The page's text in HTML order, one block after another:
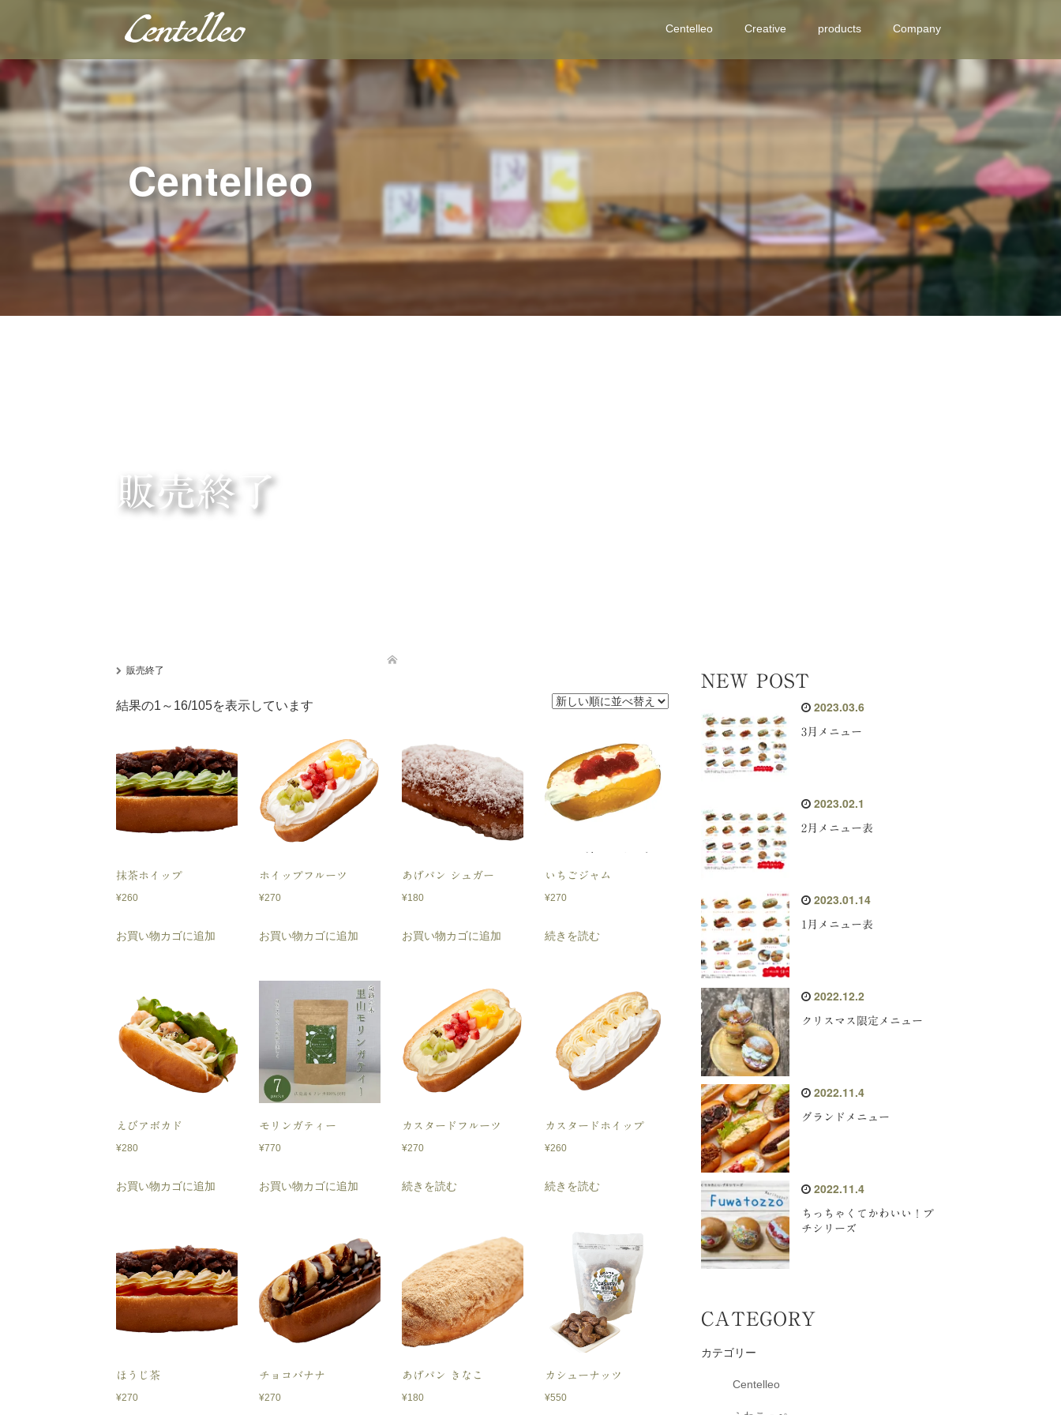
Centelleo Creative products Company
Centelleo
販売終了
販売終了
結果の1～16/105を表示しています
い
順
抹茶ホイップ
¥260
お買い物カゴに追加
ホイップフルーツ
¥270
お買い物カゴに追加
あげパン シュガー
¥180
お買い物カゴに追加
いちごジャム
¥270
続きを読む
えびアボカド
¥280
お買い物カゴに追加
モリンガティー
¥770
お買い物カゴに追加
カスタードフルーツ
¥270
続きを読む
カスタードホイップ
¥260
続きを読む
ほうじ茶
¥270
チョコバナナ
¥270
あげパン きなこ
¥180
カシューナッツ
¥550
NEW POST
2023.03.6
3月メニュー
2023.02.1
2月メニュー表
2023.01.14
1月メニュー表
2022.12.2
クリスマス限定メニュー
2022.11.4
グランドメニュー
2022.11.4
ちっちゃくてかわいい！プ
チシリーズ
CATEGORY
カテゴリー
Centelleo